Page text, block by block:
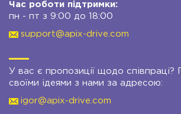
Час роботи підтримки:
пн - пт з 9:00 до 18:00
support@apix-drive.com
У вас є пропозиції щодо співпраці?
своїми ідеями з нами за адресою:
igor@apix-drive.com